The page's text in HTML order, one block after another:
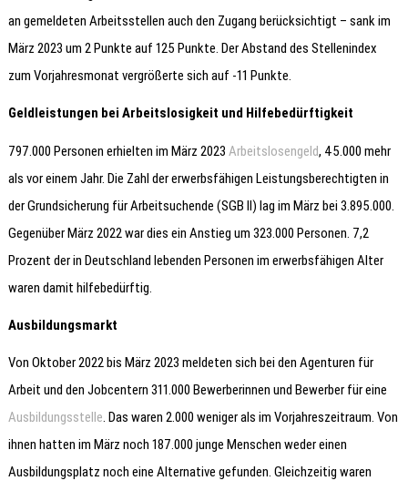
an gemeldeten Arbeitsstellen auch den Zugang berücksichtigt – sank im
März 2023 um 2 Punkte auf 125 Punkte. Der Abstand des Stellenindex
zum Vorjahresmonat vergrößerte sich auf -11 Punkte.
Geldleistungen bei Arbeitslosigkeit und Hilfebedürftigkeit
797.000 Personen erhielten im März 2023 Arbeitslosengeld, 45.000 mehr
als vor einem Jahr. Die Zahl der erwerbsfähigen Leistungsberechtigten in
der Grundsicherung für Arbeitsuchende (SGB II) lag im März bei 3.895.000.
Gegenüber März 2022 war dies ein Anstieg um 323.000 Personen. 7,2
Prozent der in Deutschland lebenden Personen im erwerbsfähigen Alter
waren damit hilfebedürftig.
Ausbildungsmarkt
Von Oktober 2022 bis März 2023 meldeten sich bei den Agenturen für
Arbeit und den Jobcentern 311.000 Bewerberinnen und Bewerber für eine
Ausbildungsstelle. Das waren 2.000 weniger als im Vorjahreszeitraum. Von
ihnen hatten im März noch 187.000 junge Menschen weder einen
Ausbildungsplatz noch eine Alternative gefunden. Gleichzeitig waren